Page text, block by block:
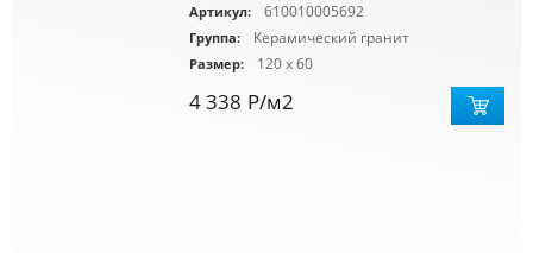
Артикул: 610010005692
Группа: Керамический гранит
Размер: 120 x 60
4 338 Р/м2